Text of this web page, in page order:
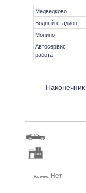
Медведково
Водный стадион
Монино
Автосервис
работа
Наличие: Нет